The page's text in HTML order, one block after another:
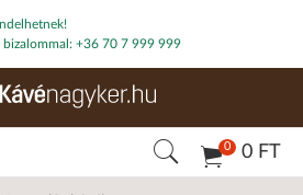
bizalommal: +36 70 7 999 999
0 0 FT